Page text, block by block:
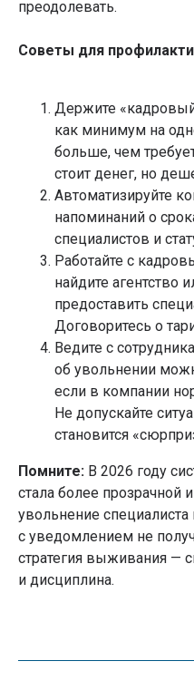
преодолевать.
Советы для
Держите
как минимум на
больше, чем
стоит денег, но
Автоматизируйте
напоминаний о
специалистов и
Работайте с
найдите агентство
предоставить
Договоритесь о
Ведите с
об увольнении
если в компании
Не допускайте
становится
Помните: В 2026 году
стала более прозрачной
увольнение специалиста
с уведомлением не
стратегия выживания —
и дисциплина.
СРО изыскателей
Сопровождение
Специалисты для СРО
Охрана
Подбор
специалистов HPC
Внесение в НРС
Внесение в НРС
НОПРИЗ
Внесение в НРС
Сертификация ISO
Сертификат ISO 9001
Сертификат ISO 22000
Сертификат ISO 45001
Сертификат ISO 13485
Сертификация ИСМ
НОК
НОК
для
НОК для
Сертификация
Виды СРО
Зорге, 15/1